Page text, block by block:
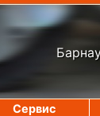
Сервис